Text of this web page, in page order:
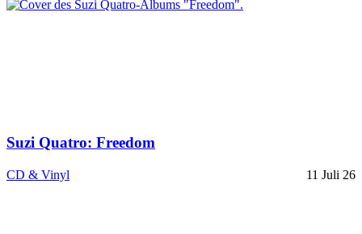
Suzi Quatro: Freedom
CD & Vinyl 11 Juli 26